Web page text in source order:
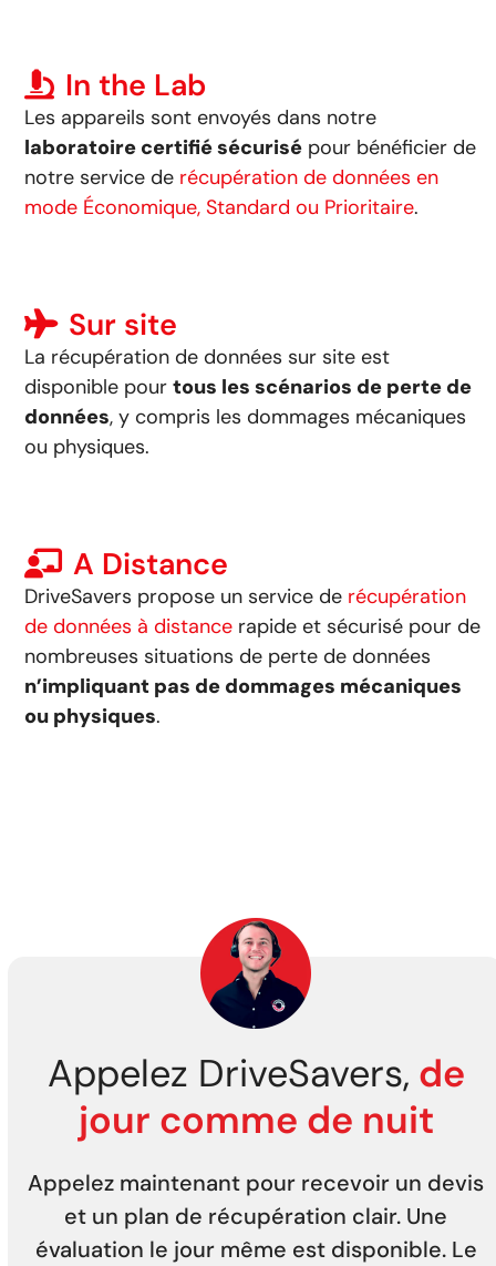
In the Lab
Les appareils sont envoyés dans notre
laboratoire certifié sécurisé pour bénéficier de
notre service de récupération de données en
mode Économique, Standard ou Prioritaire.
Sur site
La récupération de données sur site est
disponible pourtous les scénarios de perte de
données, y compris les dommages mécaniques
ou physiques.
A Distance
DriveSavers propose un service de récupération
de données à distance rapide et sécurisé pour de
nombreuses situations de perte de données
n’impliquant pas de dommages mécaniques
ou physiques.
Appelez DriveSavers, de
jour comme de nuit
Appelez maintenant pour recevoir un devis
et un plan de récupération clair. Une
évaluation le jour même est disponible. Le